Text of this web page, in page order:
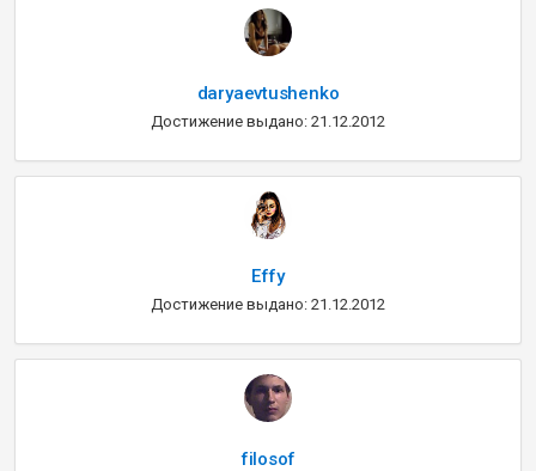
daryaevtushenko
Достижение выдано: 21.12.2012
Effy
Достижение выдано: 21.12.2012
filosof